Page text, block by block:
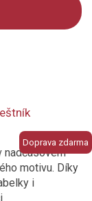
Doprava zdarma
nadčasovém
motivu. Díky
i